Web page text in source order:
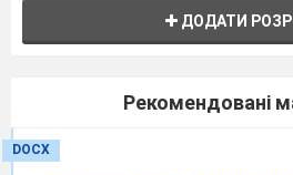
ДОДАТИ
Рекомендовані
DOCX